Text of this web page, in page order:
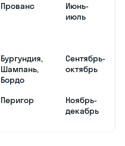
Прованс
Июнь-
июль
Бургундия,
Шампань,
Бордо
Сентябрь-
октябрь
Перигор
Ноябрь-
декабрь